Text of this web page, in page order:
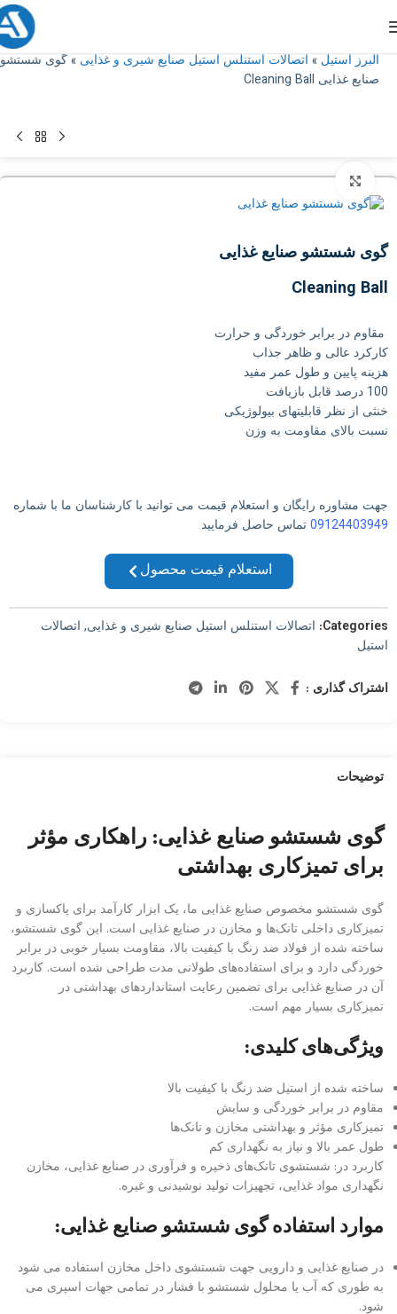
البرز استیل » اتصالات استنلس استیل صنایع شیری و غذایی »گوی شستشو
صنایع غذایی Cleaning Ball
بزرگنمایی تصویر
گوی شستشو صنایع غذایی
Cleaning Ball
مقاوم در برابر خوردگی و حرارت
کارکرد عالی و ظاهر جذاب
هزینه پایین و طول عمر مفید
100 درصد قابل بازیافت
خنثی از نظر قابلیتهای بیولوژیکی
نسبت بالای مقاومت به وزن
جهت مشاوره رایگان و استعلام قیمت می توانید با کارشناسان ما با شماره
09124403949تماس حاصل فرمایید
استعلام قیمت محصول
Categories: اتصالات استنلس استیل صنایع شیری و غذایی, اتصالات
استیل
اشتراک گذاری :
توضیحات
گوی شستشو صنایع غذایی: راهکاری مؤثر
برای تمیزکاری بهداشتی
گوی شستشو مخصوص صنایع غذایی ما، یک ابزار کارآمد برای پاکسازی و
تمیزکاری داخلی تانک‌ها و مخازن در صنایع غذایی است. این گوی شستشو،
ساخته شده از فولاد ضد زنگ با کیفیت بالا، مقاومت بسیار خوبی در برابر
خوردگی دارد و برای استفاده‌های طولانی مدت طراحی شده است. کاربرد
آن در صنایع غذایی برای تضمین رعایت استانداردهای بهداشتی در
تمیزکاری بسیار مهم است.
ویژگی‌های کلیدی:
ساخته شده از استیل ضد زنگ با کیفیت بالا
مقاوم در برابر خوردگی و سایش
تمیزکاری مؤثر و بهداشتی مخازن و تانک‌ها
طول عمر بالا و نیاز به نگهداری کم
کاربرد در: شستشوی تانک‌های ذخیره و فرآوری در صنایع غذایی، مخازن
نگهداری مواد غذایی، تجهیزات تولید نوشیدنی و غیره.
موارد استفاده گوی شستشو صنایع غذایی:
در صنایع غذایی و دارویی جهت شستشوی داخل مخازن استفاده می شود
به طوری که آب یا محلول شستشو با فشار در تمامی جهات اسپری می
شود.